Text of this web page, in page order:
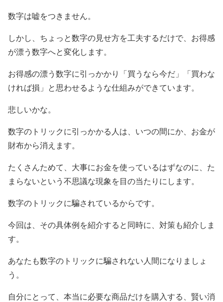
数字は嘘をつきません。
しかし、ちょっと数字の見せ方を工夫するだけで、お得感
が漂う数字へと変化します。
お得感の漂う数字に引っかかり「買うなら今だ」「買わな
ければ損」と思わせるような仕組みができています。
悲しいかな。
数字のトリックに引っかかる人は、いつの間にか、お金が
財布から消えます。
たくさんためて、大事にお金を使っているはずなのに、た
まらないという不思議な現象を目の当たりにします。
数字のトリックに騙されているからです。
今回は、その具体例を紹介すると同時に、対策も紹介しま
す。
あなたも数字のトリックに騙されない人間になりましょ
う。
自分にとって、本当に必要な商品だけを購入する、賢い消